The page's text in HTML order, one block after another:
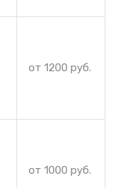
от 1200 руб.
от 1000 руб.